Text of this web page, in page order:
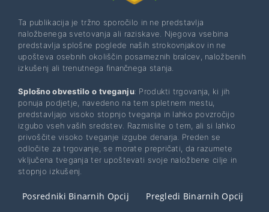
Ta publikacija je tržno sporočilo in ne predstavlja
naložbenega svetovanja ali raziskave. Njegova vsebina
predstavlja splošne poglede naših strokovnjakov in ne
upošteva osebnih okoliščin posameznih bralcev, naložbenih
izkušenj ali trenutnega finančnega stanja.
Splošno obvestilo o tveganju: Produkti trgovanja, ki jih
ponuja podjetje, navedeno na tem spletnem mestu,
predstavljajo visoko stopnjo tveganja in lahko povzročijo
izgubo vseh vaših sredstev. Razmislite o tem, ali si lahko
privoščite visoko tveganje izgube denarja. Preden se
odločite za trgovanje, se morate prepričati, da razumete
vključena tveganja ter upoštevati svoje naložbene cilje in
stopnjo izkušenj.
Posredniki Binarnih Opcij Pregledi Binarnih Opcij